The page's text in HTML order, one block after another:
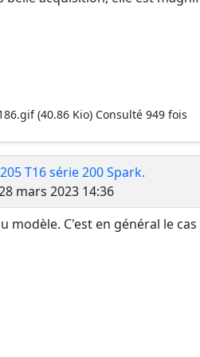
(40.86 Kio) Consulté 949 fois
T16 série 200 Spark.
mars 2023 14:36
modèle. C'est en général le